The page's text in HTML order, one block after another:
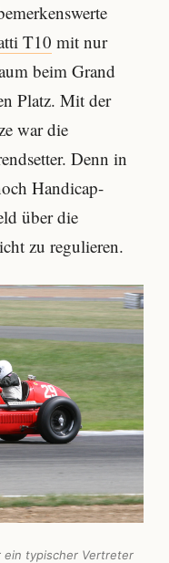
T10 mit nur
beim Grand
Platz. Mit der
war die
Denn in
Handicap-
über die
zu regulieren.
ein typischer Vertreter